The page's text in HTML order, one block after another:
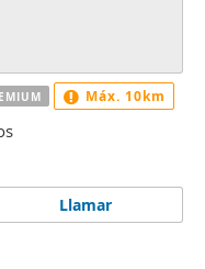
Llamar
Máx. 10km